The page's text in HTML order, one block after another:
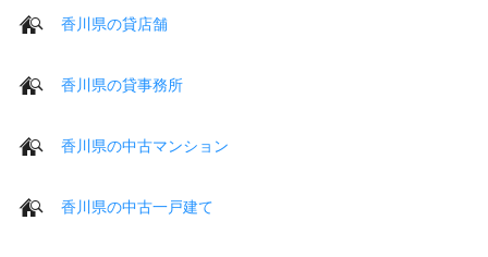
香川県の貸店舗
香川県の貸事務所
香川県の中古マンション
香川県の中古一戸建て